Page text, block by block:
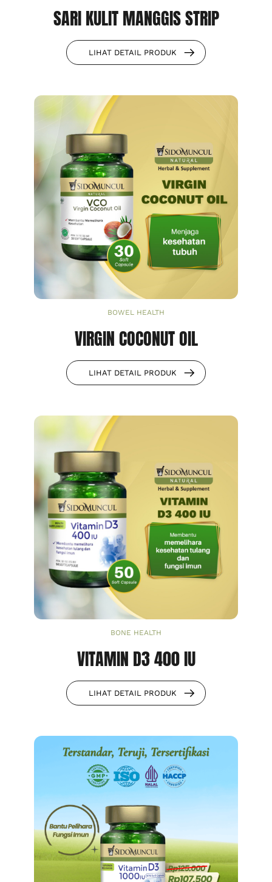
SARI KULIT MANGGIS STRIP
LIHAT DETAIL PRODUK
BOWEL HEALTH
VIRGIN COCONUT OIL
LIHAT DETAIL PRODUK
BONE HEALTH
VITAMIN D3 400 IU
LIHAT DETAIL PRODUK